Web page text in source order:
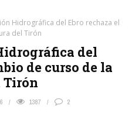
Hidrográfica del Ebro rechaza el
del Tirón
del
de curso de la
Tirón
1387 2